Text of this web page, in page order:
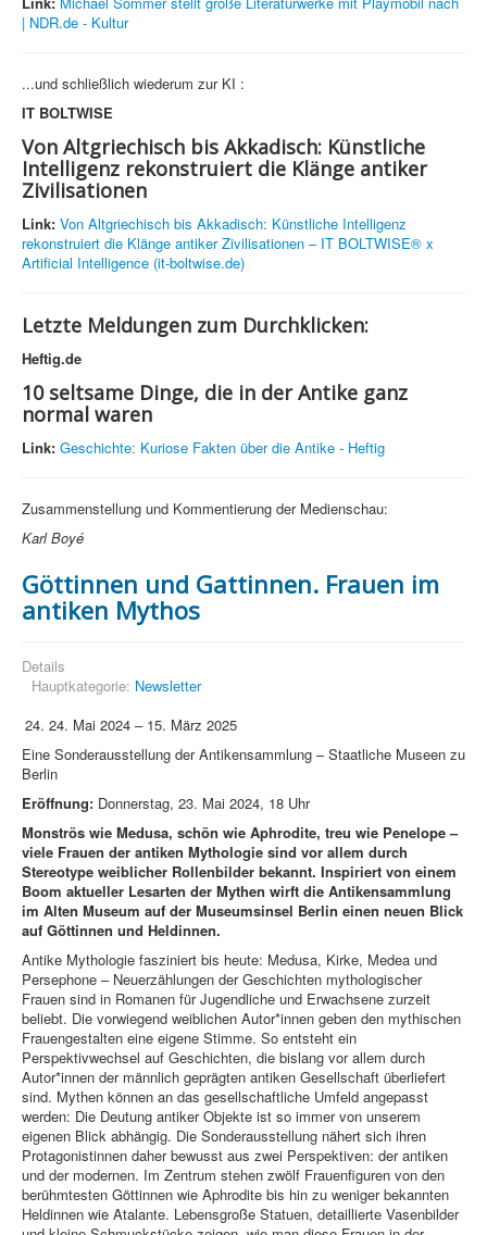
| NDR.de - Kultur
...und schließlich wiederum zur KI :
IT BOLTWISE
Von Altgriechisch bis Akkadisch: Künstliche
Intelligenz rekonstruiert die Klänge antiker
Zivilisationen
Link: Von Altgriechisch bis Akkadisch: Künstliche Intelligenz
rekonstruiert die Klänge antiker Zivilisationen – IT BOLTWISE® x
Artificial Intelligence (it-boltwise.de)
Letzte Meldungen zum Durchklicken:
Heftig.de
10 seltsame Dinge, die in der Antike ganz
normal waren
Link: Geschichte: Kuriose Fakten über die Antike - Heftig
Zusammenstellung und Kommentierung der Medienschau:
Karl Boyé
Göttinnen und Gattinnen. Frauen im
antiken Mythos
Details
Hauptkategorie: Newsletter
24. Mai 2024 – 15. März 2025
Eine Sonderausstellung der Antikensammlung – Staatliche Museen zu
Berlin
Eröffnung: Donnerstag, 23. Mai 2024, 18 Uhr
Monströs wie Medusa, schön wie Aphrodite, treu wie Penelope –
viele Frauen der antiken Mythologie sind vor allem durch
Stereotype weiblicher Rollenbilder bekannt. Inspiriert von einem
Boom aktueller Lesarten der Mythen wirft die Antikensammlung
im Alten Museum auf der Museumsinsel Berlin einen neuen Blick
auf Göttinnen und Heldinnen.
Antike Mythologie fasziniert bis heute: Medusa, Kirke, Medea und
Persephone – Neuerzählungen der Geschichten mythologischer
Frauen sind in Romanen für Jugendliche und Erwachsene zurzeit
beliebt. Die vorwiegend weiblichen Autor*innen geben den mythischen
Frauengestalten eine eigene Stimme. So entsteht ein
Perspektivwechsel auf Geschichten, die bislang vor allem durch
Autor*innen der männlich geprägten antiken Gesellschaft überliefert
sind. Mythen können an das gesellschaftliche Umfeld angepasst
werden: Die Deutung antiker Objekte ist so immer von unserem
eigenen Blick abhängig. Die Sonderausstellung nähert sich ihren
Protagonistinnen daher bewusst aus zwei Perspektiven: der antiken
und der modernen. Im Zentrum stehen zwölf Frauenfiguren von den
berühmtesten Göttinnen wie Aphrodite bis hin zu weniger bekannten
Heldinnen wie Atalante. Lebensgroße Statuen, detaillierte Vasenbilder